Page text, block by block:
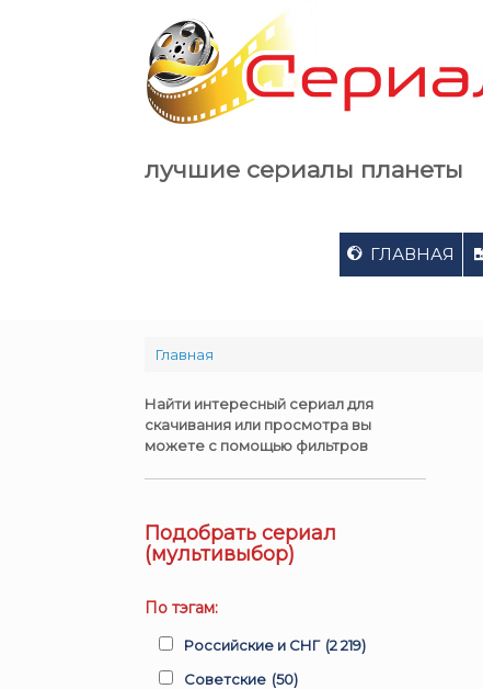
лучшие сериалы планеты
ГЛАВНАЯ
Главная
Найти интересный сериал для
скачивания или просмотра вы
можете с помощью фильтров
Подобрать сериал
(мультивыбор)
По тэгам:
Российские и СНГ (2 219)
Советские (50)